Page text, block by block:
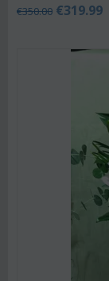
€350.00 €319.99